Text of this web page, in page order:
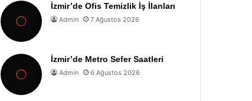
İzmir’de Ofis Temizlik İş İlanları
Admin 7 Ağustos 2026
İzmir’de Metro Sefer Saatleri
Admin 6 Ağustos 2026